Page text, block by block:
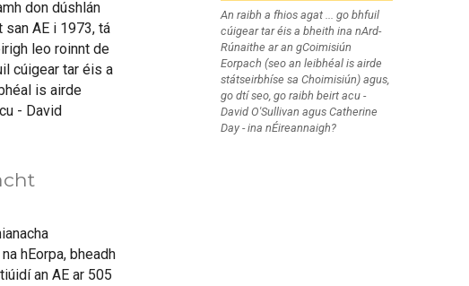
An raibh a fhios agat ... go bhfuil
cúigear tar éis a bheith ina nArd-
Rúnaithe ar an gCoimisiún
Eorpach (seo an leibhéal is airde
státseirbhíse sa Choimisiún) agus,
go dtí seo, go raibh beirt acu -
David O'Sullivan agus Catherine
Day - ina nÉireannaigh?
don dúshlán
san AE i 1973, tá
leo roinnt de
cúigear tar éis a
is airde
- David
hEorpa, bheadh
an AE ar 505